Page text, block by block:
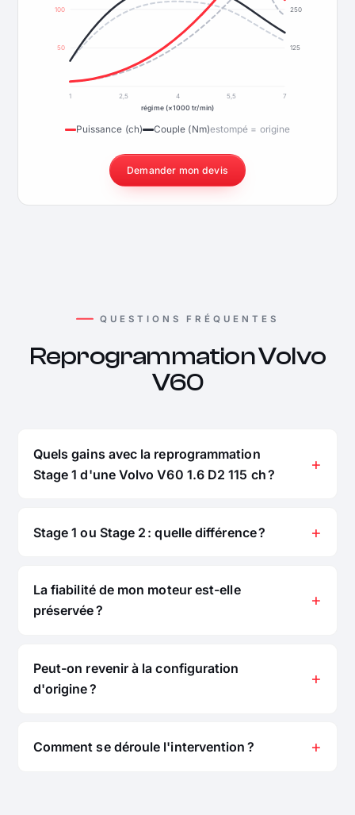
50
100
125
250
1 2,5 4 5,5
7
régime (×1000 tr/min)
Puissance (ch) Couple (Nm)estompé = origine
Demander mon devis
QUESTIONS FRÉQUENTES
Reprogrammation Volvo
V60
Quels gains avec la reprogrammation
Stage 1 d'une Volvo V60 1.6 D2 115 ch ?
Stage 1 ou Stage 2 : quelle différence ?
La fiabilité de mon moteur est-elle
préservée ?
Peut-on revenir à la configuration
d'origine ?
Comment se déroule l'intervention ?